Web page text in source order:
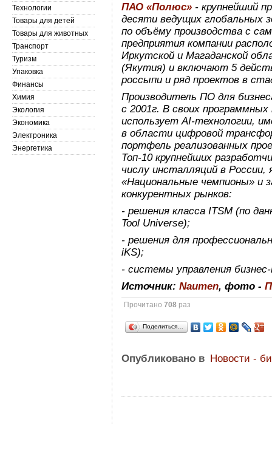
ПАО «Полюс» - крупнейший
десяти ведущих глобальных
по объёму производства с
предприятия компании
Иркутской и Магаданской
(Якутия) и включают 5
россыпи и ряд проектов в
Производитель ПО для
с 2001г. В своих
использует AI-технологии,
в области цифровой
портфель реализованных
Топ-10 крупнейших
числу инсталляций в
«Национальные чемпионы» и
конкурентных рынков:
- решения класса ITSM (по
Tool Universe);
- решения для
iKS);
- системы управления
Источник:Naumen, фото -
Прочитано708 раз
Поделиться…
Опубликовано в Новости -
Технологии
Товары для детей
Товары для животных
Транспорт
Туризм
Упаковка
Финансы
Химия
Экология
Экономика
Электроника
Энергетика